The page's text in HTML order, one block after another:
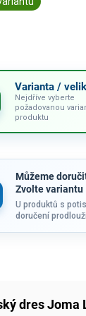
Varianta /
Nejdříve vyberte
požadovanou
produktu
Můžeme
Zvolte variantu
U produktů s
doručení
dres Joma